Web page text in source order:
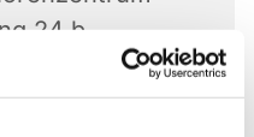
24 b